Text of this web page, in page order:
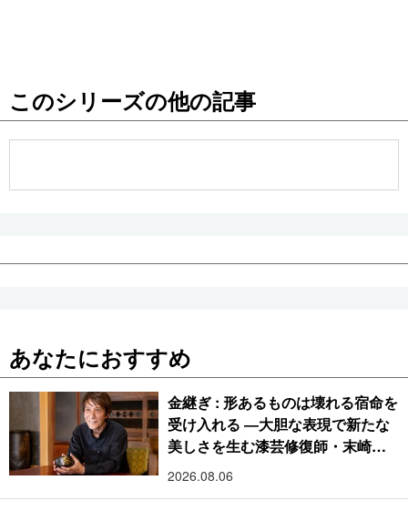
お知らせ
このシリーズの他の記事
あなたにおすすめ
金継ぎ : 形あるものは壊れる宿命を
受け入れる ―大胆な表現で新たな
美しさを生む漆芸修復師・末崎広
樹
2026.08.06